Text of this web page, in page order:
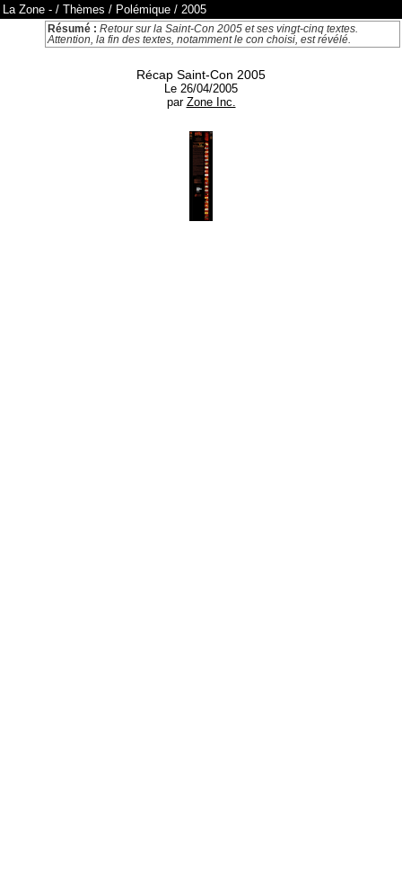
La Zone - / Thèmes / Polémique / 2005
Résumé : Retour sur la Saint-Con 2005 et ses vingt-cinq textes.
Attention, la fin des textes, notamment le con choisi, est révélé.
Récap Saint-Con 2005
Le 26/04/2005
par Zone Inc.